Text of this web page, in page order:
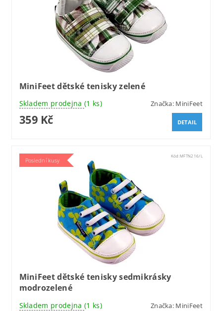
MiniFeet dětské tenisky zelené
Skladem prodejna (1 ks) Značka: MiniFeet
359 Kč DETAIL
Poslední kusy
Kód:MFTN216/L
MiniFeet dětské tenisky sedmikrásky
modrozelené
Skladem prodejna (1 ks) Značka: MiniFeet